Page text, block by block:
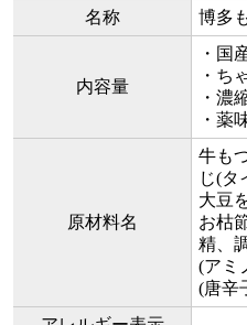
名称 博多
内容量
・国
・ち
・濃
・薬
原材料名
牛も
じ(タ
大豆
お枯
精、
(アミ
(唐辛